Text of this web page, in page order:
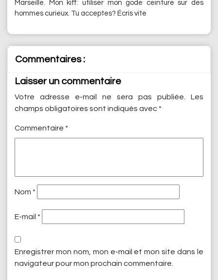
Marseille. Mon kiff: utiliser mon gode ceinture sur des
hommes curieux. Tu acceptes? Écris vite
Commentaires :
Laisser un commentaire
Votre adresse e-mail ne sera pas publiée.
Les
champs obligatoires sont indiqués avec *
Commentaire *
Nom *
E-mail *
Enregistrer mon nom, mon e-mail et mon site dans le
navigateur pour mon prochain commentaire.